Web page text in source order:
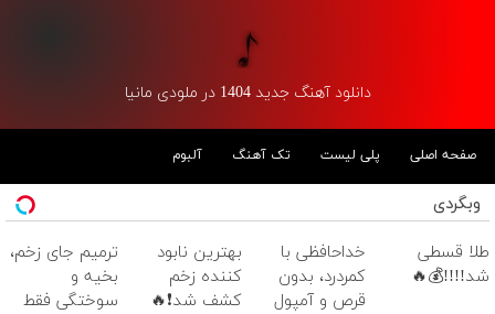
دانلود آهنگ جدید 1404 در ملودی مانیا
صفحه اصلی پلی لیست تک آهنگ آلبوم
وبگردی
طلا قسطی
شد!!!!💰🔥
خداحافظی با
کمردرد، بدون
قرص و آمپول
بهترین نابود
کننده زخم
کشف شد❗🔥
ترمیم جای زخم،
بخیه و
سوختگی فقط